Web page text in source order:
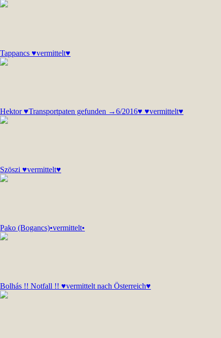
Tappancs ♥vermittelt♥
Hektor ♥Transportpaten gefunden →6/2016♥ ♥vermittelt♥
Szöszi ♥vermittelt♥
Pako (Bogancs)•vermittelt•
Bolhás !! Notfall !! ♥vermittelt nach Österreich♥